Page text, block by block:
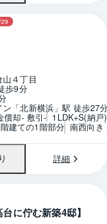
４丁目
歩9分
「北新横浜」駅 徒歩27
償却- 敷引- 1LDK+S(納戸)
建ての1階部分 南西向き
詳細
に佇む新築4邸】